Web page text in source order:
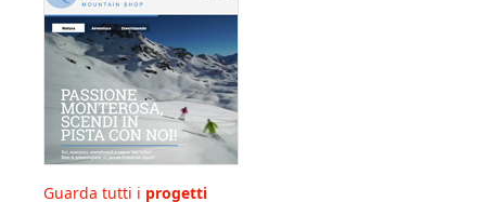
Guarda tutti iprogetti